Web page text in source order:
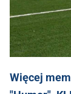
Więcej